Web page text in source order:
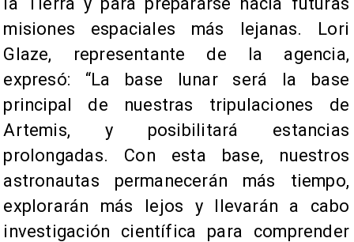
misiones espaciales más lejanas. Lori
Glaze, representante de la agencia,
expresó: “La base lunar será la base
principal de nuestras tripulaciones de
Artemis, y posibilitará estancias
prolongadas. Con esta base, nuestros
astronautas permanecerán más tiempo,
explorarán más lejos y llevarán a cabo
investigación científica para comprender